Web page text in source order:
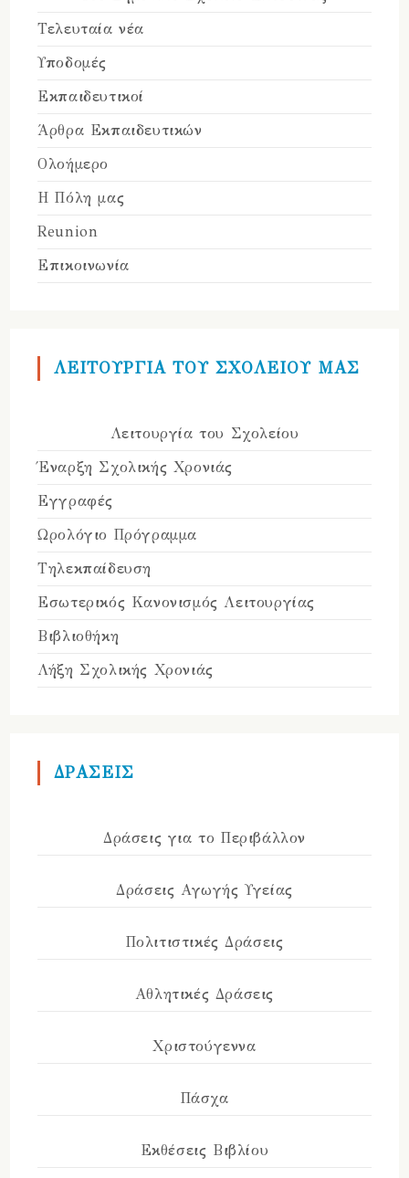
Τελευταία νέα
Υποδομές
Εκπαιδευτικοί
Άρθρα Εκπαιδευτικών
Ολοήμερο
Η Πόλη μας
Reunion
Επικοινωνία
ΛΕΙΤΟΥΡΓΙΑ ΤΟΥ ΣΧΟΛΕΙΟΥ ΜΑΣ
Λειτουργία του Σχολείου
Έναρξη Σχολικής Χρονιάς
Εγγραφές
Ωρολόγιο Πρόγραμμα
Τηλεκπαίδευση
Εσωτερικός Κανονισμός Λειτουργίας
Βιβλιοθήκη
Λήξη Σχολικής Χρονιάς
ΔΡΑΣΕΙΣ
Δράσεις για το Περιβάλλον
Δράσεις Αγωγής Υγείας
Πολιτιστικές Δράσεις
Αθλητικές Δράσεις
Χριστούγεννα
Πάσχα
Εκθέσεις Βιβλίου